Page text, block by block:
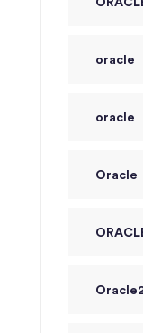
oracle
oracle
Oracle